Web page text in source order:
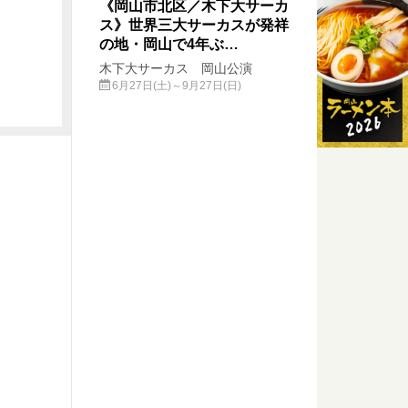
《岡山市北区／木下大サーカ
ス》世界三大サーカスが発祥
の地・岡山で4年ぶ…
木下大サーカス 岡山公演
6月27日(土)～9月27日(日)